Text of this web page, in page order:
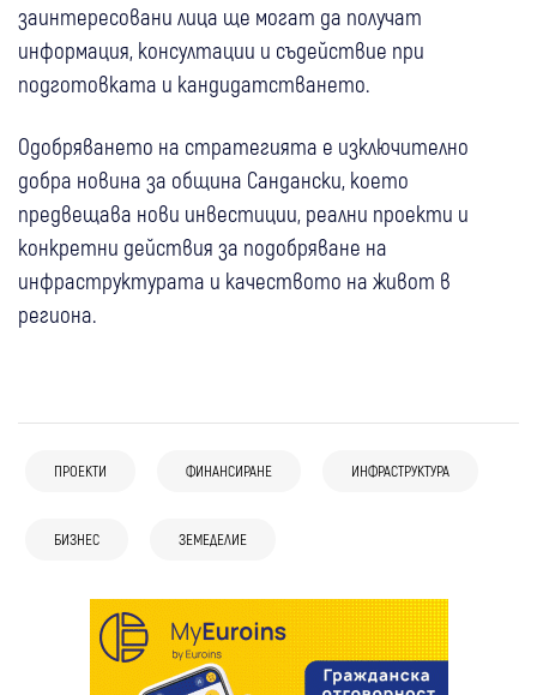
заинтересовани лица ще могат да получат
информация, консултации и съдействие при
подготовката и кандидатстването.
Одобряването на стратегията е изключително
добра новина за община Сандански, което
предвещава нови инвестиции, реални проекти и
конкретни действия за подобряване на
инфраструктурата и качеството на живот в
региона.
ПРОЕКТИ ФИНАНСИРАНЕ ИНФРАСТРУКТУРА
БИЗНЕС ЗЕМЕДЕЛИЕ